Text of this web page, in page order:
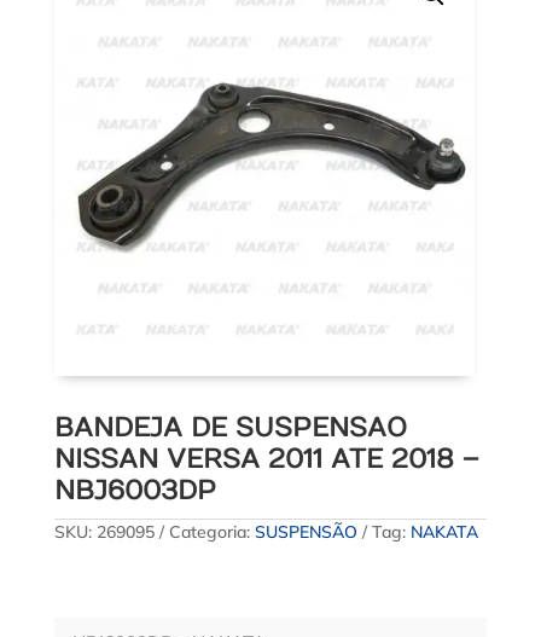
BANDEJA DE SUSPENSAO
NISSAN VERSA 2011 ATE 2018 –
NBJ6003DP
SKU: 269095 Categoria: SUSPENSÃO Tag: NAKATA